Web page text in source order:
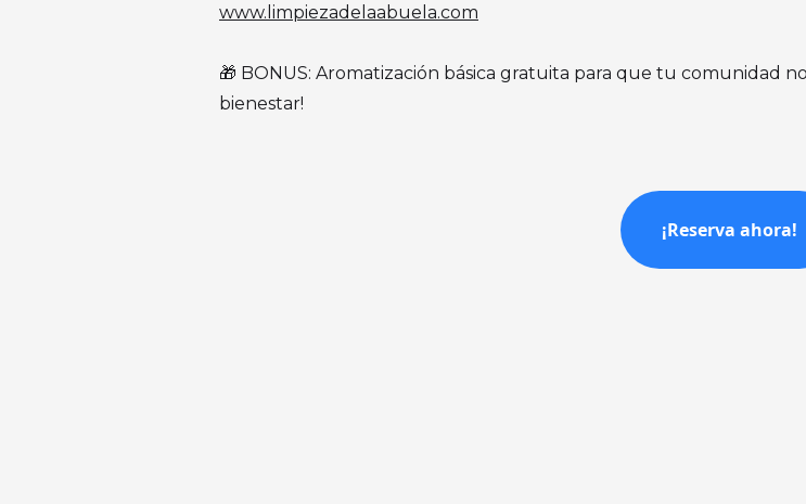
www.limpiezadelaabuela.com
🎁 BONUS: Aromatización básica gratuita para que tu comunidad
bienestar!‍
¡Reserva ahora!